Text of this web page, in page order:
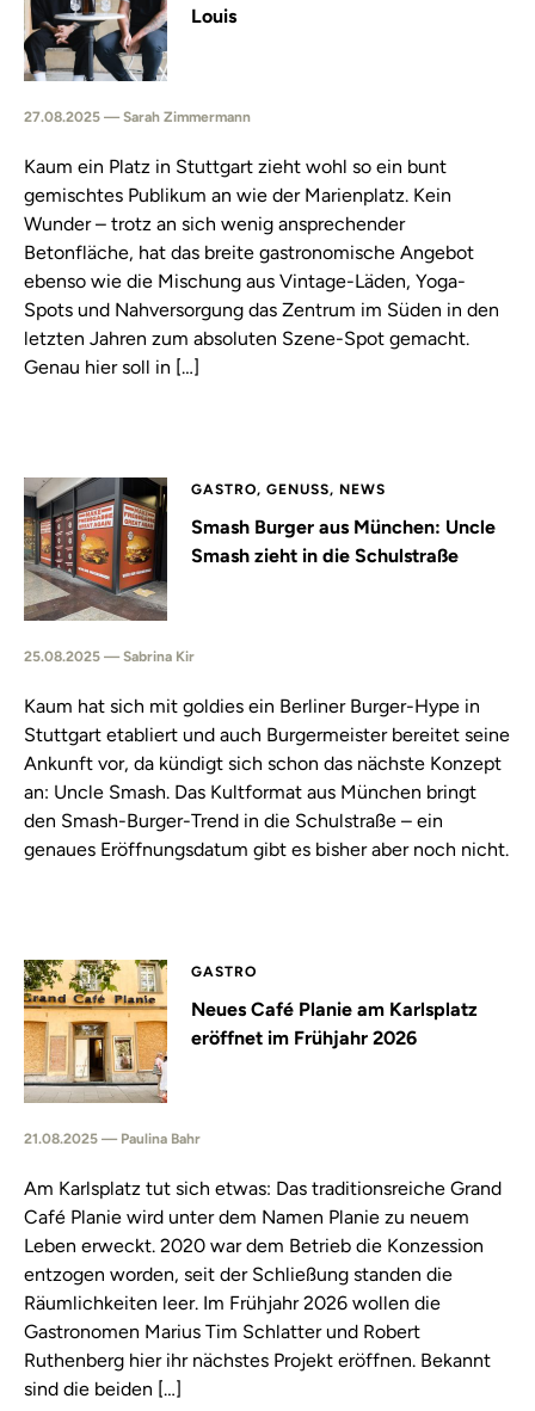
Louis
27.08.2025 — Sarah Zimmermann
Kaum ein Platz in Stuttgart zieht wohl so ein bunt
gemischtes Publikum an wie der Marienplatz. Kein
Wunder – trotz an sich wenig ansprechender
Betonfläche, hat das breite gastronomische Angebot
ebenso wie die Mischung aus Vintage-Läden, Yoga-
Spots und Nahversorgung das Zentrum im Süden in den
letzten Jahren zum absoluten Szene-Spot gemacht.
Genau hier soll in […]
GASTRO, GENUSS, NEWS
Smash Burger aus München: Uncle
Smash zieht in die Schulstraße
25.08.2025 — Sabrina Kir
Kaum hat sich mit goldies ein Berliner Burger-Hype in
Stuttgart etabliert und auch Burgermeister bereitet seine
Ankunft vor, da kündigt sich schon das nächste Konzept
an: Uncle Smash. Das Kultformat aus München bringt
den Smash-Burger-Trend in die Schulstraße – ein
genaues Eröffnungsdatum gibt es bisher aber noch nicht.
GASTRO
Neues Café Planie am Karlsplatz
eröffnet im Frühjahr 2026
21.08.2025 — Paulina Bahr
Am Karlsplatz tut sich etwas: Das traditionsreiche Grand
Café Planie wird unter dem Namen Planie zu neuem
Leben erweckt. 2020 war dem Betrieb die Konzession
entzogen worden, seit der Schließung standen die
Räumlichkeiten leer. Im Frühjahr 2026 wollen die
Gastronomen Marius Tim Schlatter und Robert
Ruthenberg hier ihr nächstes Projekt eröffnen. Bekannt
sind die beiden […]